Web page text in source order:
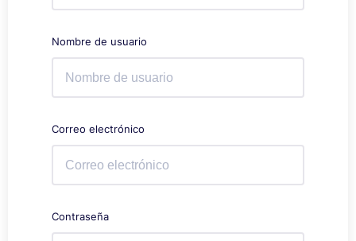
Nombre de usuario
Correo electrónico
Contraseña